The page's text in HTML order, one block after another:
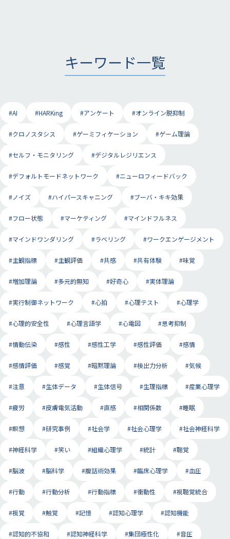
キーワード一覧
#AI #HARKing #アンケート #オンライン脱抑制
#クロノスタシス #ゲーミフィケーション #ゲーム理論
#セルフ・モニタリング #デジタルレジリエンス
#デフォルトモードネットワーク #ニューロフィードバック
#ノイズ #ハイパースキャニング #ブーバ・キキ効果
#フロー状態 #マーケティング #マインドフルネス
#マインドワンダリング #ラベリング #ワークエンゲージメント
#主観指標 #主観評価 #共感 #共有体験 #味覚
#増加理論 #多元的無知 #好奇心 #実体理論
#実行制御ネットワーク #心拍 #心理テスト #心理学
#心理的安全性 #心理言語学 #心電図 #思考抑制
#情動伝染 #感性 #感性工学 #感性評価 #感情
#感情評価 #感覚 #暗黙理論 #検出力分析 #気候
#注意 #生体データ #生体信号 #生理指標 #産業心理学
#疲労 #皮膚電気活動 #直感 #相関係数 #睡眠
#瞑想 #研究事例 #社会学 #社会心理学 #社会神経科学
#神経科学 #笑い #組織心理学 #統計 #聴覚
#脳波 #脳科学 #腹話術効果 #臨床心理学 #血圧
#行動 #行動分析 #行動指標 #衝動性 #視聴覚統合
#視覚 #触覚 #記憶 #認知心理学 #認知機能
#認知的不協和 #認知神経科学 #集団極性化 #音圧